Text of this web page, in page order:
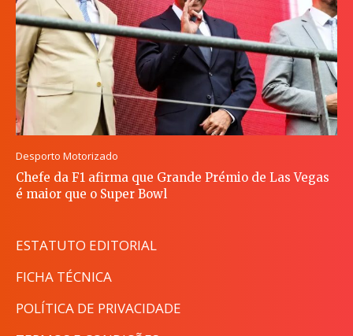
Desporto Motorizado
Chefe da F1 afirma que Grande Prémio de Las Vegas
é maior que o Super Bowl
ESTATUTO EDITORIAL
FICHA TÉCNICA
POLÍTICA DE PRIVACIDADE